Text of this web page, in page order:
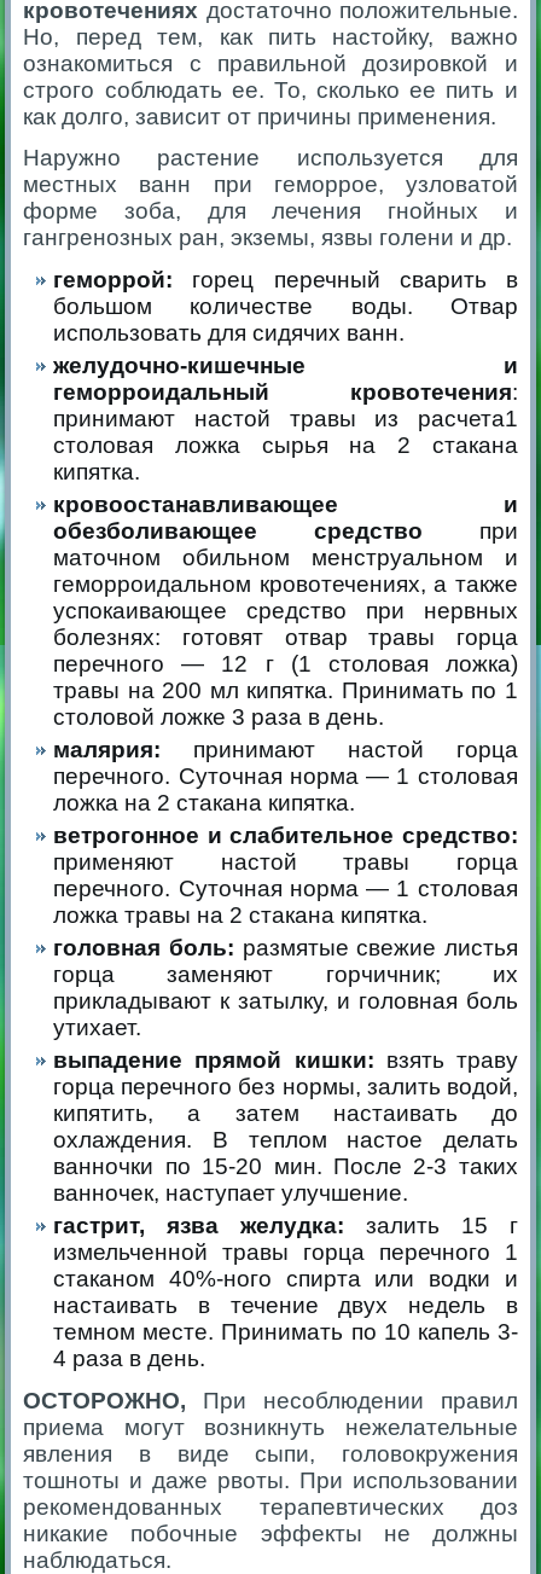
кровотечениях достаточно положительные.
Но, перед тем, как пить настойку, важно
ознакомиться с правильной дозировкой и
строго соблюдать ее. То, сколько ее пить и
как долго, зависит от причины применения.
Наружно растение используется для
местных ванн при геморрое, узловатой
форме зоба, для лечения гнойных и
гангренозных ран, экземы, язвы голени и др.
геморрой: горец перечный сварить в
большом количестве воды. Отвар
использовать для сидячих ванн.
желудочно-кишечные и
геморроидальный кровотечения:
принимают настой травы из расчета1
столовая ложка сырья на 2 стакана
кипятка.
кровоостанавливающее и
обезболивающее средство при
маточном обильном менструальном и
геморроидальном кровотечениях, а также
успокаивающее средство при нервных
болезнях: готовят отвар травы горца
перечного — 12 г (1 столовая ложка)
травы на 200 мл кипятка. Принимать по 1
столовой ложке 3 раза в день.
малярия: принимают настой горца
перечного. Суточная норма — 1 столовая
ложка на 2 стакана кипятка.
ветрогонное и слабительное средство:
применяют настой травы горца
перечного. Суточная норма — 1 столовая
ложка травы на 2 стакана кипятка.
головная боль: размятые свежие листья
горца заменяют горчичник; их
прикладывают к затылку, и головная боль
утихает.
выпадение прямой кишки: взять траву
горца перечного без нормы, залить водой,
кипятить, а затем настаивать до
охлаждения. В теплом настое делать
ванночки по 15-20 мин. После 2-3 таких
ванночек, наступает улучшение.
гастрит, язва желудка:
залить 15 г
измельченной травы горца перечного 1
стаканом 40%-ного спирта или водки и
настаивать в течение двух недель в
темном месте. Принимать по 10 капель 3-
4 раза в день.
ОСТОРОЖНО, При несоблюдении правил
приема могут возникнуть нежелательные
явления в виде сыпи, головокружения
тошноты и даже рвоты. При использовании
рекомендованных терапевтических доз
никакие побочные эффекты не должны
наблюдаться.